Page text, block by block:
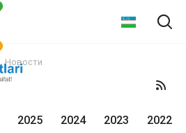
Новости
2025 2024 2023
2022